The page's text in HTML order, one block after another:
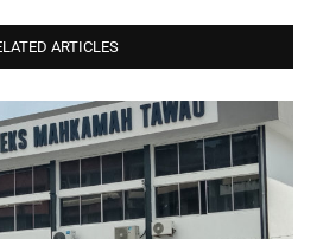
ARTICLES